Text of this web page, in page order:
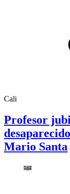
Cali
Profesor
Mario Santa